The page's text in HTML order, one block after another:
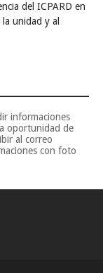
del ICPARD en
unidad y al
informaciones
oportunidad de
al correo
con foto